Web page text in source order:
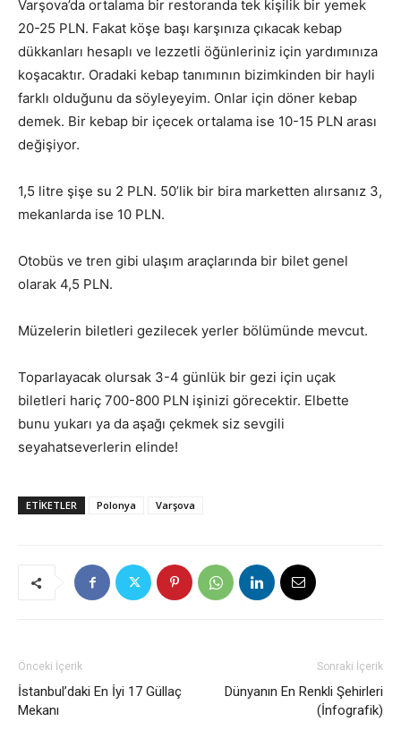
Varşova’da ortalama bir restoranda tek kişilik bir yemek
20-25 PLN. Fakat köşe başı karşınıza çıkacak kebap
dükkanları hesaplı ve lezzetli öğünleriniz için yardımınıza
koşacaktır. Oradaki kebap tanımının bizimkinden bir hayli
farklı olduğunu da söyleyeyim. Onlar için döner kebap
demek. Bir kebap bir içecek ortalama ise 10-15 PLN arası
değişiyor.
1,5 litre şişe su 2 PLN. 50’lik bir bira marketten alırsanız 3,
mekanlarda ise 10 PLN.
Otobüs ve tren gibi ulaşım araçlarında bir bilet genel
olarak 4,5 PLN.
Müzelerin biletleri gezilecek yerler bölümünde mevcut.
Toparlayacak olursak 3-4 günlük bir gezi için uçak
biletleri hariç 700-800 PLN işinizi görecektir. Elbette
bunu yukarı ya da aşağı çekmek siz sevgili
seyahatseverlerin elinde!
ETIKETLER Polonya Varşova
Önceki İçerik
İstanbul’daki En İyi 17 Güllaç
Mekanı
Sonraki İçerik
Dünyanın En Renkli Şehirleri
(İnfografik)